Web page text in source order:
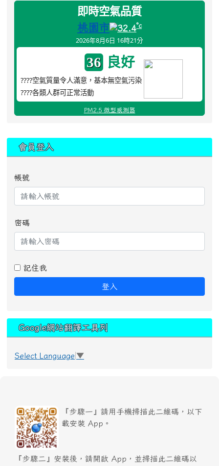
即時空氣品質
桃園市 32.4°c
2026年8月6日 16時21分
36 良好
????空氣質量令人滿意，基本無空氣污染
????各類人群可正常活動
PM2.5 微型感測器
會員登入
帳號
密碼
記住我
登入
Google網站翻譯工具列
Select Language ▼
『步驟一』請用手機掃描此二維碼，以下
載安裝 App。
『步驟二』安裝後，請開啟 App，並掃描此二維碼以